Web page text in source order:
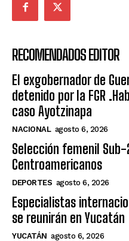
RECOMENDADOS EDITOR
El exgobernador de
detenido por la FGR
caso Ayotzinapa
NACIONAL agosto 6, 2026
Selección femenil
Centroamericanos
DEPORTES agosto 6, 2026
Especialistas
se reunirán en Yucatán
YUCATÁN agosto 6, 2026